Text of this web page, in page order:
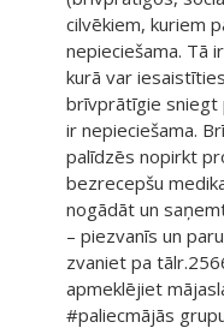
cilvēkiem, kuriem
nepieciešama. Tā
kurā var
brīvprātīgie sniegt
ir nepieciešama.
palīdzēs nopirkt
bezrecepšu
nogādāt un
– piezvanīs un
zvaniet pa
apmeklējiet
#paliecmājās